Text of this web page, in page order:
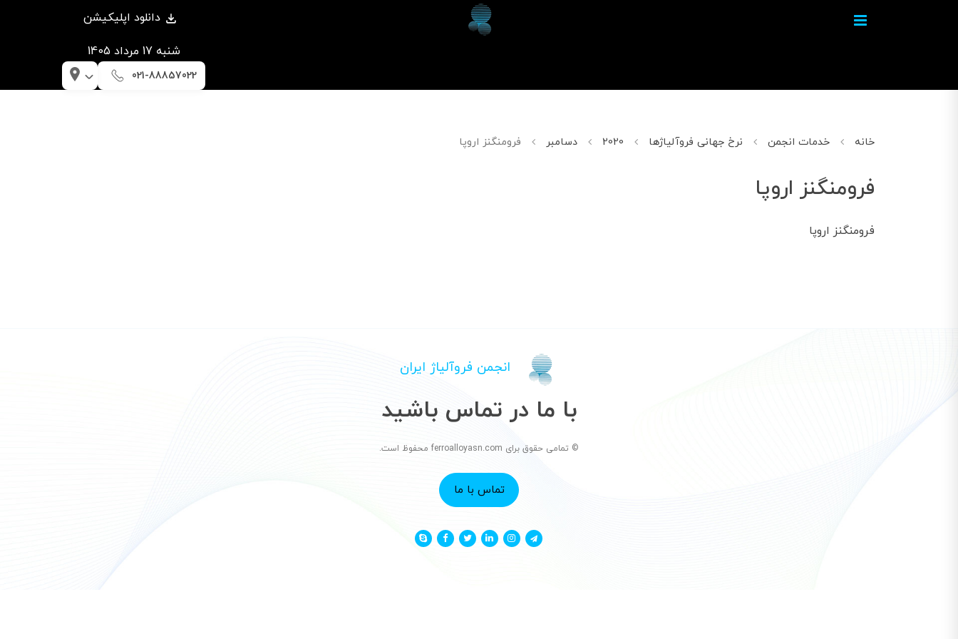
دانلود اپلیکیشن
شنبه 17 مرداد 1405
021-88857022
خانه خدمات انجمن نرخ جهانی فروآلیاژها 2020 دسامبر فرومنگنز اروپا
فرومنگنز اروپا
فرومنگنز اروپا
انجمن فروآلیاژ ایران
با ما در تماس باشید
© تمامی حقوق برای ferroalloyasn.com محفوظ است.
تماس با ما